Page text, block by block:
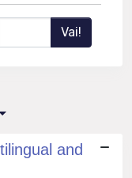
and